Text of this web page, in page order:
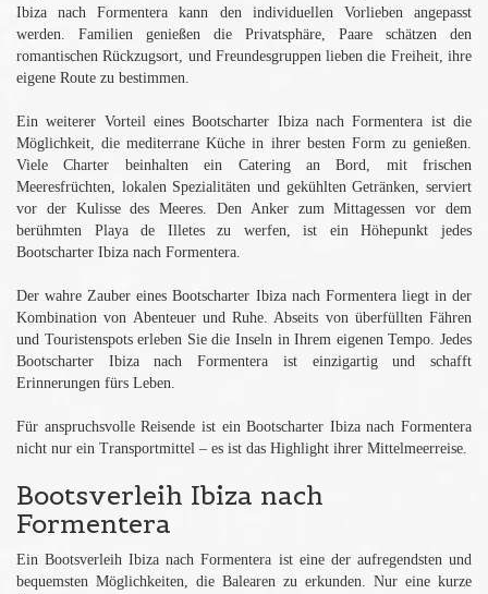
Ibiza nach Formentera kann den individuellen Vorlieben angepasst
werden. Familien genießen die Privatsphäre, Paare schätzen den
romantischen Rückzugsort, und Freundesgruppen lieben die Freiheit, ihre
eigene Route zu bestimmen.
Ein weiterer Vorteil eines Bootscharter Ibiza nach Formentera ist die
Möglichkeit, die mediterrane Küche in ihrer besten Form zu genießen.
Viele Charter beinhalten ein Catering an Bord, mit frischen
Meeresfrüchten, lokalen Spezialitäten und gekühlten Getränken, serviert
vor der Kulisse des Meeres. Den Anker zum Mittagessen vor dem
berühmten Playa de Illetes zu werfen, ist ein Höhepunkt jedes
Bootscharter Ibiza nach Formentera.
Der wahre Zauber eines Bootscharter Ibiza nach Formentera liegt in der
Kombination von Abenteuer und Ruhe. Abseits von überfüllten Fähren
und Touristenspots erleben Sie die Inseln in Ihrem eigenen Tempo. Jedes
Bootscharter Ibiza nach Formentera ist einzigartig und schafft
Erinnerungen fürs Leben.
Für anspruchsvolle Reisende ist ein Bootscharter Ibiza nach Formentera
nicht nur ein Transportmittel – es ist das Highlight ihrer Mittelmeerreise.
Bootsverleih Ibiza nach
Formentera
Ein Bootsverleih Ibiza nach Formentera ist eine der aufregendsten und
bequemsten Möglichkeiten, die Balearen zu erkunden. Nur eine kurze